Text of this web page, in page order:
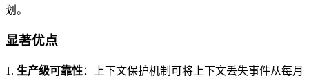
划。
显著优点
1. 生产级可靠性：上下文保护机制可将上下文丢失事件从每月